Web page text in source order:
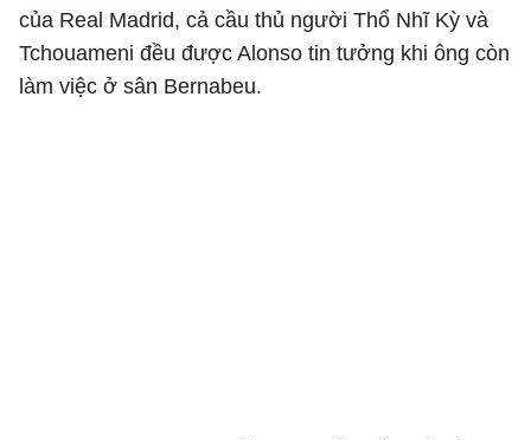
của Real Madrid, cả cầu thủ người Thổ Nhĩ Kỳ và
Tchouameni đều được Alonso tin tưởng khi ông còn
làm việc ở sân Bernabeu.